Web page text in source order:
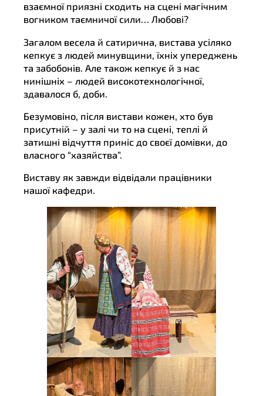
взаємної приязні сходить на сцені магічним
вогником таємничої сили… Любові?
Загалом весела й сатирична, вистава усіляко
кепкує з людей минувщини, їхніх упереджень
та забобонів. Але також кепкує й з нас
нинішніх – людей високотехнологічної,
здавалося б, доби.
Безумовіно, після вистави кожен, хто був
присутній – у залі чи то на сцені, теплі й
затишні відчуття приніс до своєї домівки, до
власного “хазяйства”.
Виставу як завжди відвідали працівники
нашої кафедри.